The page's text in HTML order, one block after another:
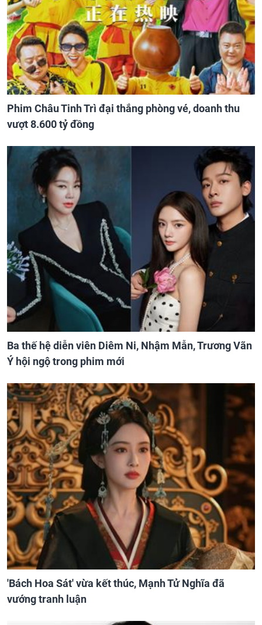
Phim Châu Tinh Trì đại thắng phòng vé, doanh thu
vượt 8.600 tỷ đồng
Ba thế hệ diễn viên Diêm Ni, Nhậm Mẫn, Trương Vãn
Ý hội ngộ trong phim mới
'Bách Hoa Sát' vừa kết thúc, Mạnh Tử Nghĩa đã
vướng tranh luận